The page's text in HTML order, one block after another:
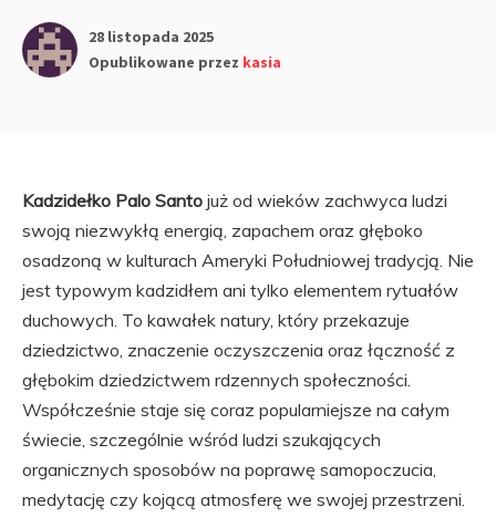
28 listopada 2025
Opublikowane przez kasia
Kadzidełko Palo Santo już od wieków zachwyca ludzi
swoją niezwykłą energią, zapachem oraz głęboko
osadzoną w kulturach Ameryki Południowej tradycją. Nie
jest typowym kadzidłem ani tylko elementem rytuałów
duchowych. To kawałek natury, który przekazuje
dziedzictwo, znaczenie oczyszczenia oraz łączność z
głębokim dziedzictwem rdzennych społeczności.
Współcześnie staje się coraz popularniejsze na całym
świecie, szczególnie wśród ludzi szukających
organicznych sposobów na poprawę samopoczucia,
medytację czy kojącą atmosferę we swojej przestrzeni.